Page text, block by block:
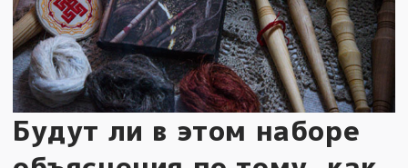
Будут ли в этом наборе